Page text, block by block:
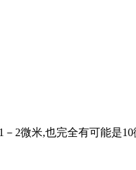
2微米,也完全有可能是